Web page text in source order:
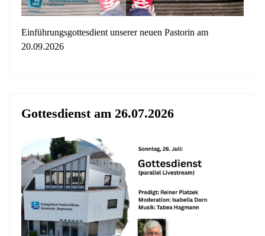
Einführungsgottesdient unserer neuen Pastorin am
20.09.2026
Gottesdienst am 26.07.2026